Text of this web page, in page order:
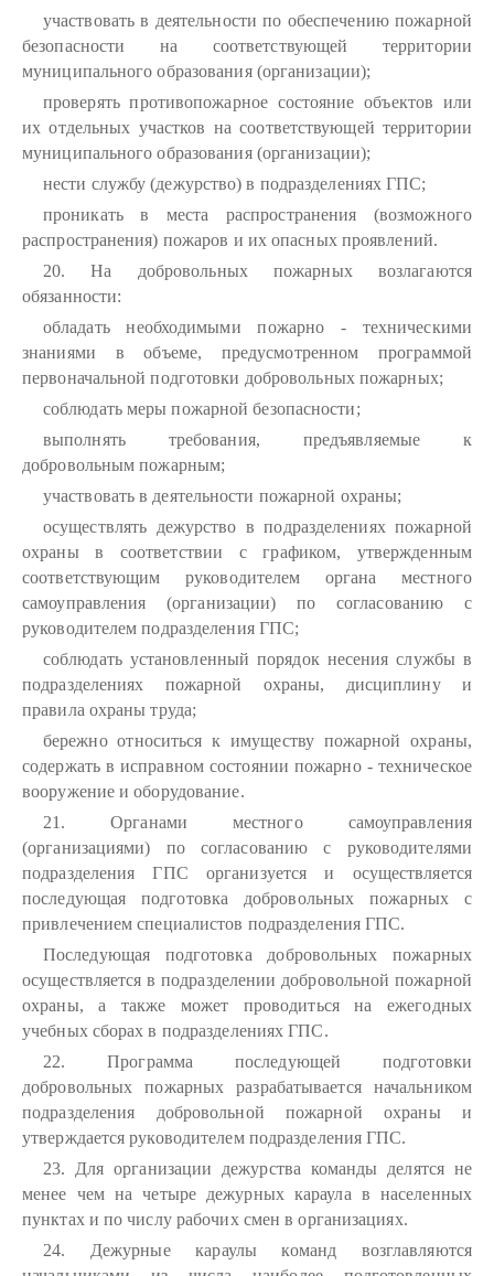
участвовать в деятельности по обеспечению пожарной
безопасности на соответствующей территории
муниципального образования (организации);
проверять противопожарное состояние объектов или
их отдельных участков на соответствующей территории
муниципального образования (организации);
нести службу (дежурство) в подразделениях ГПС;
проникать в места распространения (возможного
распространения) пожаров и их опасных проявлений.
20. На добровольных пожарных возлагаются
обязанности:
обладать необходимыми пожарно - техническими
знаниями в объеме, предусмотренном программой
первоначальной подготовки добровольных пожарных;
соблюдать меры пожарной безопасности;
выполнять требования, предъявляемые к
добровольным пожарным;
участвовать в деятельности пожарной охраны;
осуществлять дежурство в подразделениях пожарной
охраны в соответствии с графиком, утвержденным
соответствующим руководителем органа местного
самоуправления (организации) по согласованию с
руководителем подразделения ГПС;
соблюдать установленный порядок несения службы в
подразделениях пожарной охраны, дисциплину и
правила охраны труда;
бережно относиться к имуществу пожарной охраны,
содержать в исправном состоянии пожарно - техническое
вооружение и оборудование.
21. Органами местного самоуправления
(организациями) по согласованию с руководителями
подразделения ГПС организуется и осуществляется
последующая подготовка добровольных пожарных с
привлечением специалистов подразделения ГПС.
Последующая подготовка добровольных пожарных
осуществляется в подразделении добровольной пожарной
охраны, а также может проводиться на ежегодных
учебных сборах в подразделениях ГПС.
22. Программа последующей подготовки
добровольных пожарных разрабатывается начальником
подразделения добровольной пожарной охраны и
утверждается руководителем подразделения ГПС.
23. Для организации дежурства команды делятся не
менее чем на четыре дежурных караула в населенных
пунктах и по числу рабочих смен в организациях.
24. Дежурные караулы команд возглавляются